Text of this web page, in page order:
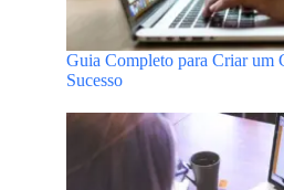
Guia Completo para Criar um
Sucesso